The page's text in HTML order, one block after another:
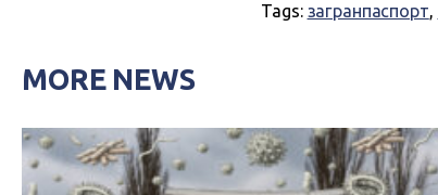
Tags: загранпаспорт,
MORE NEWS